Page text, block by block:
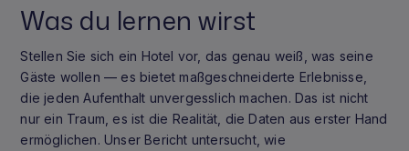
Was du lernen wirst
Stellen Sie sich ein Hotel vor, das genau weiß, was seine
Gäste wollen — es bietet maßgeschneiderte Erlebnisse,
die jeden Aufenthalt unvergesslich machen. Das ist nicht
nur ein Traum, es ist die Realität, die Daten aus erster Hand
ermöglichen. Unser Bericht untersucht, wie